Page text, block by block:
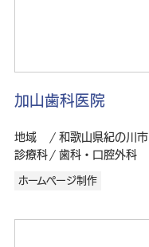
加山歯科医院
地域
和歌山県紀の川市
診療科
歯科・口腔外科
ホームページ制作